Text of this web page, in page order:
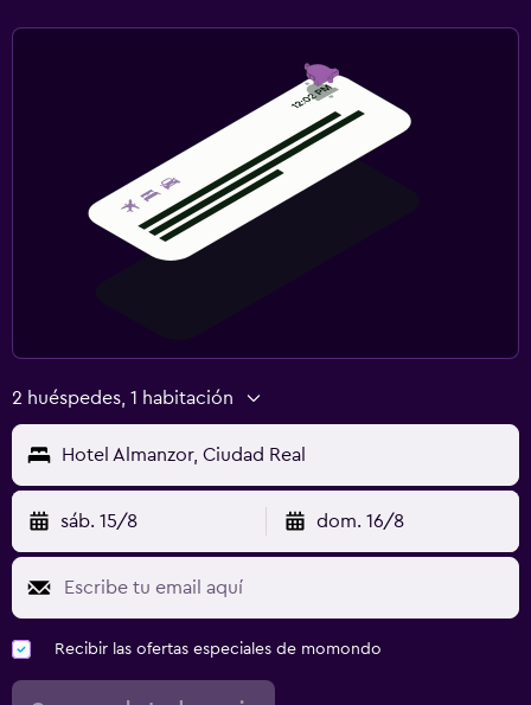
2 huéspedes, 1 habitación
Hotel Almanzor, Ciudad Real
sáb. 15/8 dom. 16/8
Recibir las ofertas especiales de momondo